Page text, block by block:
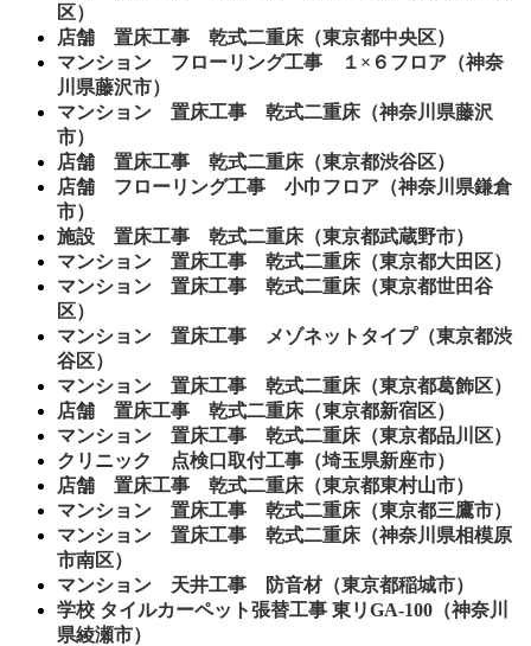
区）
店舗 置床工事 乾式二重床（東京都中央区）
マンション フローリング工事 １×６フロア（神奈
川県藤沢市）
マンション 置床工事 乾式二重床（神奈川県藤沢
市）
店舗 置床工事 乾式二重床（東京都渋谷区）
店舗 フローリング工事 小巾フロア（神奈川県鎌倉
市）
施設 置床工事 乾式二重床（東京都武蔵野市）
マンション 置床工事 乾式二重床（東京都大田区）
マンション 置床工事 乾式二重床（東京都世田谷
区）
マンション 置床工事 メゾネットタイプ（東京都渋
谷区）
マンション 置床工事 乾式二重床（東京都葛飾区）
店舗 置床工事 乾式二重床（東京都新宿区）
マンション 置床工事 乾式二重床（東京都品川区）
クリニック 点検口取付工事（埼玉県新座市）
店舗 置床工事 乾式二重床（東京都東村山市）
マンション 置床工事 乾式二重床（東京都三鷹市）
マンション 置床工事 乾式二重床（神奈川県相模原
市南区）
マンション 天井工事 防音材（東京都稲城市）
学校 タイルカーペット張替工事 東リGA-100（神奈川
県綾瀬市）